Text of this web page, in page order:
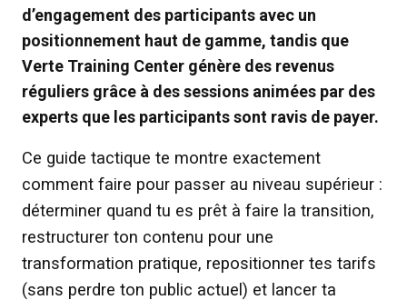
d’engagement des participants avec un
positionnement haut de gamme, tandis que
Verte Training Center génère des revenus
réguliers grâce à des sessions animées par des
experts que les participants sont ravis de payer.
Ce guide tactique te montre exactement
comment faire pour passer au niveau supérieur :
déterminer quand tu es prêt à faire la transition,
restructurer ton contenu pour une
transformation pratique, repositionner tes tarifs
(sans perdre ton public actuel) et lancer ta